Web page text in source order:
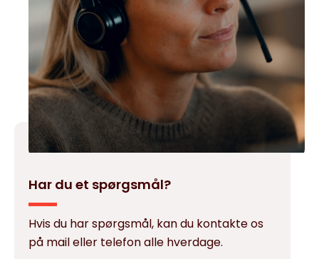
Har du et spørgsmål?
Hvis du har spørgsmål, kan du kontakte os
på mail eller telefon alle hverdage.